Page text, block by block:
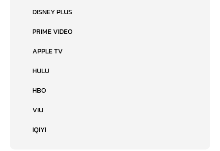
DISNEY PLUS
PRIME VIDEO
APPLE TV
HULU
HBO
VIU
IQIYI